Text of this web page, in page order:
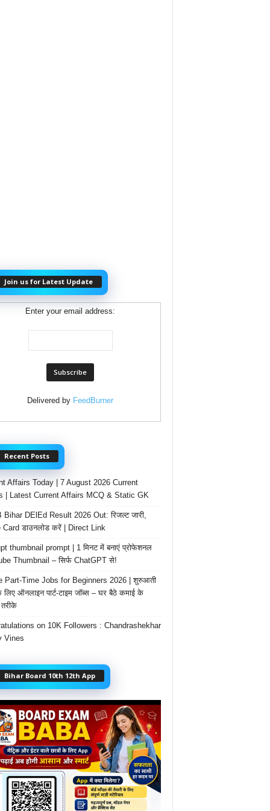
Join us for Latest Update
Enter your email address:
Delivered by FeedBurner
Recent Posts
Affairs Today | 7 August 2026 Current
| Latest Current Affairs MCQ & Static GK
Bihar DElEd Result 2026 Out: रिजल्ट जारी,
Card डाउनलोड करें | Direct Link
thumbnail prompt | 1 मिनट में बनाएं प्रोफेशनल
Thumbnail – सिर्फ ChatGPT से!
Part-Time Jobs for Beginners 2026 | शुरुआती
लिए ऑनलाइन पार्ट-टाइम जॉब्स – घर बैठे कमाई के
on 10K Followers : Chandrashekhar
Vines
Bihar Board 10th 12th App